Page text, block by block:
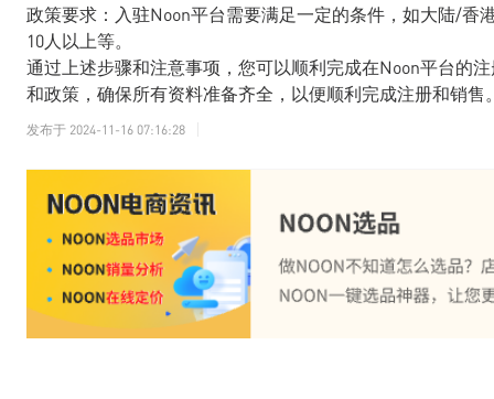
政策要求：入驻Noon平台需要满足一定的条件，如大陆/香
10人以上等。
通过上述步骤和注意事项，您可以顺利完成在Noon平台的
和政策，确保所有资料准备齐全，以便顺利完成注册和销售
发布于 2024-11-16 07:16:28